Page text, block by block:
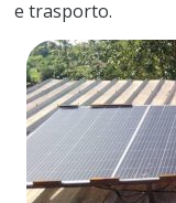
e trasporto.